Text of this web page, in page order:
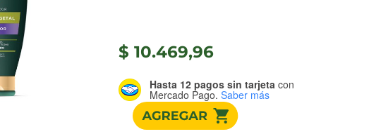
$ 10.469,96
Hasta 12 pagos sin tarjeta con
Mercado Pago. Saber más